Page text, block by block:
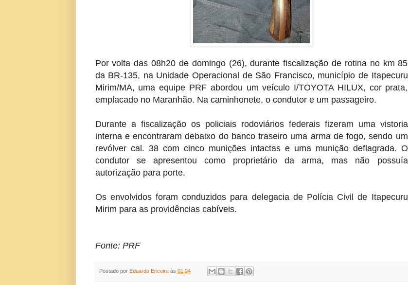
Por volta das 08h20 de domingo (26), durante fiscalização de rotina no km 85
da BR-135, na Unidade Operacional de São Francisco, município de Itapecuru
Mirim/MA, uma equipe PRF abordou um veículo I/TOYOTA HILUX, cor prata,
emplacado no Maranhão. Na caminhonete, o condutor e um passageiro.
Durante a fiscalização os policiais rodoviários federais fizeram uma vistoria
interna e encontraram debaixo do banco traseiro uma arma de fogo, sendo um
revólver cal. 38 com cinco munições intactas e uma munição deflagrada. O
condutor se apresentou como proprietário da arma, mas não possuía
autorização para porte.
Os envolvidos foram conduzidos para delegacia de Polícia Civil de Itapecuru
Mirim para as providências cabíveis.
Fonte: PRF
Postado por Eduardo Ericeira às 01:24